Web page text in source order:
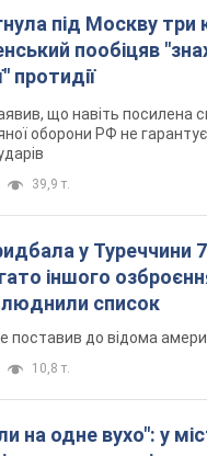
під Москву три
пообіцяв
протидії
що навіть посилена
оборони РФ не гарантує
39,9 т.
у Туреччини
іншого
список
до відома
10,8 т.
на одне вухо": у